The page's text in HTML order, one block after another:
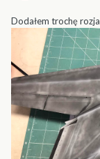
Dodałem trochę